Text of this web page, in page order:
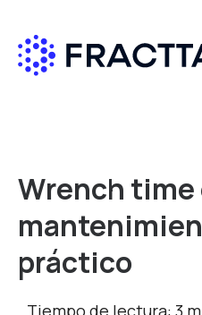
Wrench time
práctico